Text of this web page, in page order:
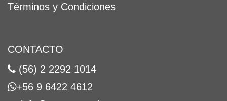
Términos y Condiciones
CONTACTO
(56) 2 2292 1014
+56 9 6422 4612